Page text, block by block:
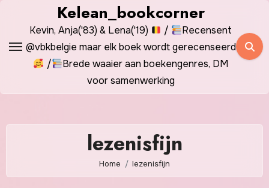
de
Kelean_bookcorner
Kevin, Anja('83) & Lena('19) /
Recensent
@vbkbelgie maar elk boek wordt gerecenseerd
/
Brede waaier aan boekengenres, DM
voor samenwerking
lezenisfijn
Home lezenisfijn